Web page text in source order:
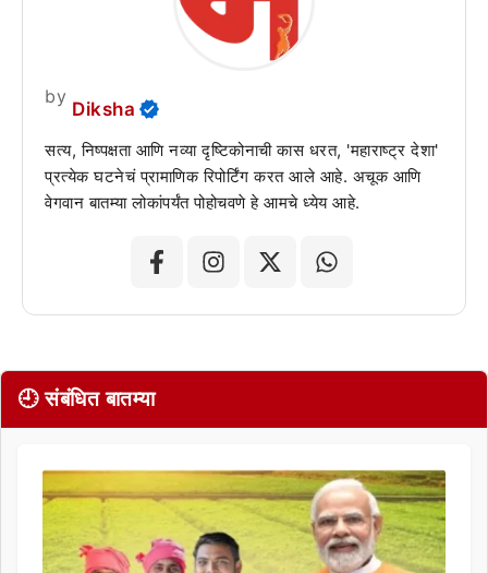
by
Diksha
सत्य, निष्पक्षता आणि नव्या दृष्टिकोनाची कास धरत, 'महाराष्ट्र देशा'
प्रत्येक घटनेचं प्रामाणिक रिपोर्टिंग करत आले आहे. अचूक आणि
वेगवान बातम्या लोकांपर्यंत पोहोचवणे हे आमचे ध्येय आहे.
🕘 संबंधित बातम्या